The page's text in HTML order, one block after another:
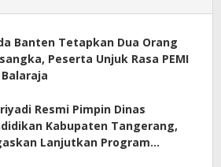
Banten Tetapkan Dua Orang
Peserta Unjuk Rasa PEMI
Resmi Pimpin Dinas
Kabupaten Tangerang,
Lanjutkan Program